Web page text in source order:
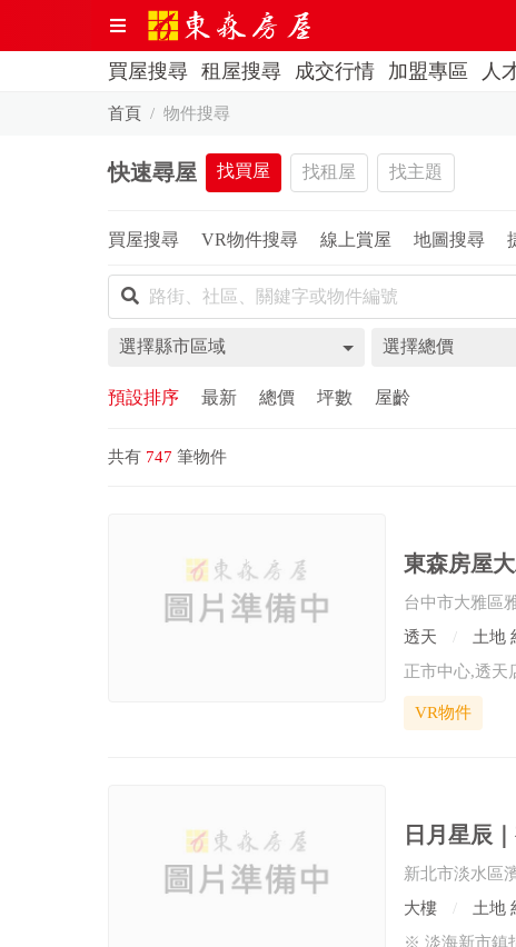
買屋搜尋 租屋搜尋 成交行情 加盟專區 人
首頁 物件搜尋
快速尋屋 找買屋 找租屋 找主題
買屋搜尋 VR物件搜尋 線上賞屋 地圖搜尋
選擇縣市區域 選擇總價
預設排序 最新 總價 坪數 屋齡
共有 747 筆物件
東森房屋
台中市大雅區
透天
土地
正市中心,透天
VR物件
日月星辰
新北市淡水區
大樓
土地